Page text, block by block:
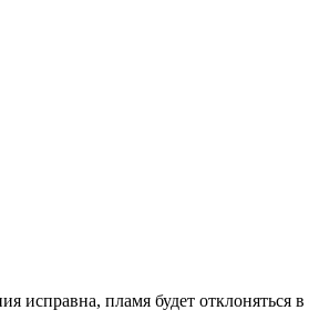
пламя будет отклоняться